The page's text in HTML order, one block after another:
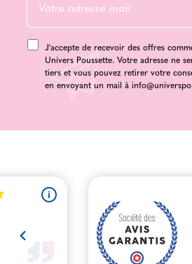
J'accepte de recevoir des offres
Univers Poussette. Votre adresse ne
tiers et vous pouvez retirer votre
en envoyant un mail à